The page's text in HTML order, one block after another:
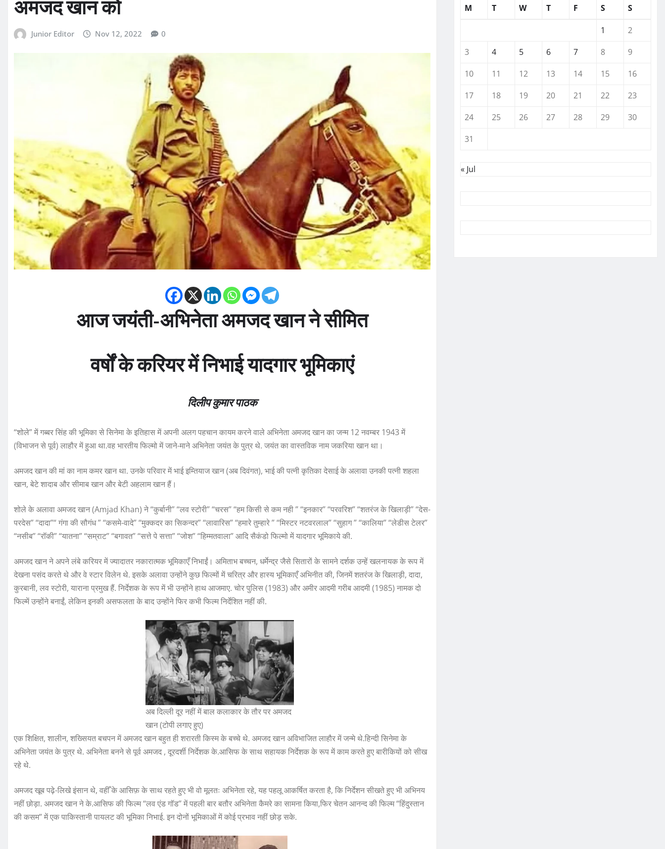
अमजद खान को
Junior Editor Nov 12, 2022 0
आज जयंती-अभिनेता अमजद खान ने सीमित
वर्षों के करियर में निभाई यादगार भूमिकाएं
दिलीप कुमार पाठक
“शोले” में गब्बर सिंह की भूमिका से सिनेमा के इतिहास में अपनी अलग पहचान कायम करने वाले अभिनेता अमजद खान का जन्म 12 नवम्बर 1943 में
(विभाजन से पूर्व) लाहौर में हुआ था.वह भारतीय फिल्मो में जाने-माने अभिनेता जयंत के पुत्र थे. जयंत का वास्तविक नाम जकरिया खान था।
अमजद खान की मां का नाम कमर खान था. उनके परिवार में भाई इम्तियाज खान (अब दिवंगत), भाई की पत्नी कृतिका देसाई के अलावा उनकी पत्नी शहला
खान, बेटे शादाब और सीमाब खान और बेटी अहलाम खान हैं।
शोले के अलावा अमजद खान (Amjad Khan) ने “कुर्बानी” “लव स्टोरी” “चरस” “हम किसी से कम नही ” “इनकार” “परवरिश” “शतरंज के खिलाड़ी” “देस-
परदेस” “दादा”“ गंगा की सौगंध ” “कसमे-वादे” “मुक्कदर का सिकन्दर” “लावारिस” “हमारे तुम्हारे ” “मिस्टर नटवरलाल” “सुहाग ” “कालिया” “लेडीस टेलर”
“नसीब” “रॉकी” “यातना” “सम्राट” “बगावत” “सत्ते पे सत्ता” “जोश” “हिम्मतवाला” आदि सैकंडो फिल्मो में यादगार भूमिकाये की.
अमजद खान ने अपने लंबे करियर में ज्यादातर नकारात्मक भूमिकाएँ निभाईं। अमिताभ बच्चन, धर्मेन्द्र जैसे सितारों के सामने दर्शक उन्हें खलनायक के रूप में
देखना पसंद करते थे और वे स्टार विलेन थे. इसके अलावा उन्होंने कुछ फिल्मों में चरित्र और हास्य भूमिकाएँ अभिनीत की, जिनमें शतरंज के खिलाड़ी, दादा,
कुरबानी, लव स्टोरी, याराना प्रमुख हैं. निर्देशक के रूप में भी उन्होंने हाथ आजमाए. चोर पुलिस (1983) और अमीर आदमी गरीब आदमी (1985) नामक दो
फिल्में उन्होंने बनाईं, लेकिन इनकी असफलता के बाद उन्होंने फिर कभी फिल्म निर्देशित नहीं की.
अब दिल्ली दूर नहीं में बाल कलाकार के तौर पर अमजद
खान (टोपी लगाए हुए)
एक शिक्षित, शालीन, शख्सियत बचपन में अमजद खान बहुत ही शरारती किस्म के बच्चे थे. अमजद खान अविभाजित लाहौर में जन्मे थे.हिन्दी सिनेमा के
अभिनेता जयंत के पुत्र थे. अभिनेता बनने से पूर्व अमजद , दूरदर्शी निर्देशक के.आसिफ के साथ सहायक निर्देशक के रूप में काम करते हुए बारीकियों को सीख
रहे थे.
अमजद खूब पढ़े-लिखे इंसान थे, वहीँ के आसिफ़ के साथ रहते हुए भी वो मूलतः अभिनेता रहे, यह पहलू आकर्षित करता है, कि निर्देशन सीखते हुए भी अभिनय
नहीं छोड़ा. अमजद खान ने के.आसिफ की फिल्म “लव एंड गॉड” में पहली बार बतौर अभिनेता कैमरे का सामना किया,फिर चेतन आनन्द की फिल्म “हिंदुस्तान
की कसम” में एक पाकिस्तानी पायलट की भूमिका निभाई. इन दोनों भूमिकाओं में कोई प्रभाव नहीं छोड़ सके.
M
T W T F S S
1
2
3
4 5 6 7 8
9
10
11 12 13 14 15
16
17
18 19 20 21 22
23
24
25 26 27 28 29
30
31
« Jul